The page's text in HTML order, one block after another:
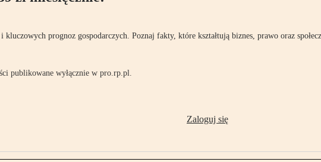
prognoz gospodarczych. Poznaj fakty, które kształtują biznes, prawo oraz
publikowane wyłącznie w pro.rp.pl.
Zaloguj się